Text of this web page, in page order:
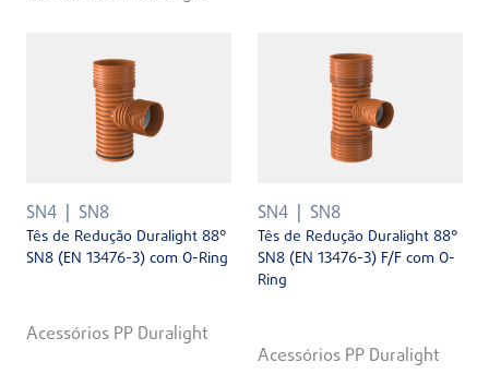
SN4 SN8
Tês de Redução Duralight 88°
SN8 (EN 13476-3) com O-Ring
Acessórios PP Duralight
SN4 SN8
Tês de Redução Duralight 88°
SN8 (EN 13476-3) F/F com O-
Ring
Acessórios PP Duralight